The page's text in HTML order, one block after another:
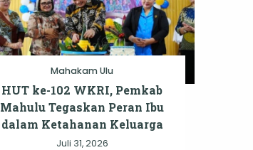
Mahakam Ulu
HUT ke-102 WKRI, Pemkab
Mahulu Tegaskan Peran Ibu
dalam Ketahanan Keluarga
Juli 31, 2026